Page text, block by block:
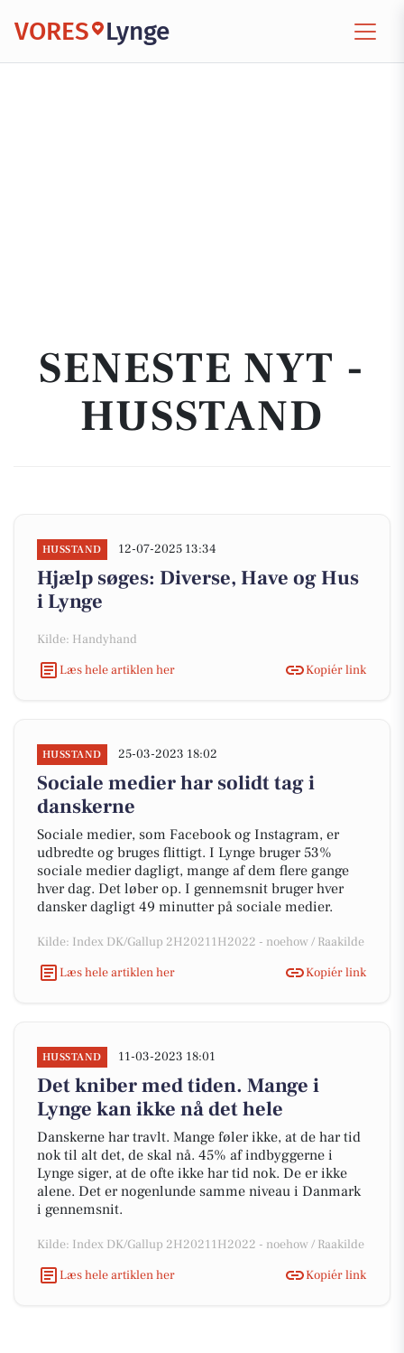
VORES Lynge
SENESTE NYT -
HUSSTAND
HUSSTAND 12-07-2025 13:34
Hjælp søges: Diverse, Have og Hus
i Lynge
Kilde: Handyhand
Læs hele artiklen her
Kopiér link
HUSSTAND 25-03-2023 18:02
Sociale medier har solidt tag i
danskerne
Sociale medier, som Facebook og Instagram, er
udbredte og bruges flittigt. I Lynge bruger 53%
sociale medier dagligt, mange af dem flere gange
hver dag. Det løber op. I gennemsnit bruger hver
dansker dagligt 49 minutter på sociale medier.
Kilde: Index DK/Gallup 2H20211H2022 - noehow / Raakilde
Læs hele artiklen her
Kopiér link
HUSSTAND 11-03-2023 18:01
Det kniber med tiden. Mange i
Lynge kan ikke nå det hele
Danskerne har travlt. Mange føler ikke, at de har tid
nok til alt det, de skal nå. 45% af indbyggerne i
Lynge siger, at de ofte ikke har tid nok. De er ikke
alene. Det er nogenlunde samme niveau i Danmark
i gennemsnit.
Kilde: Index DK/Gallup 2H20211H2022 - noehow / Raakilde
Læs hele artiklen her
Kopiér link